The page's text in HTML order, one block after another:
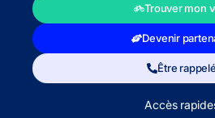
Trouver mon
Devenir
Être rappelé
Accès